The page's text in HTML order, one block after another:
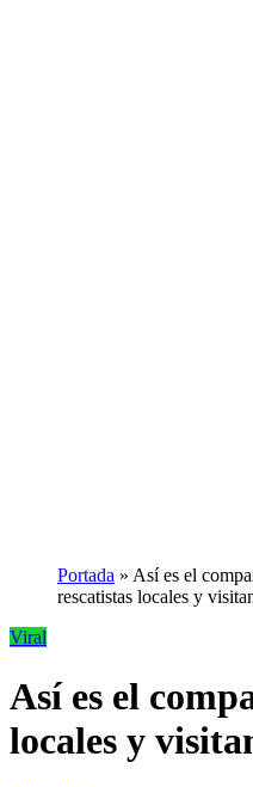
Portada » Así es el
rescatistas locales y
Viral
Así es el
locales y